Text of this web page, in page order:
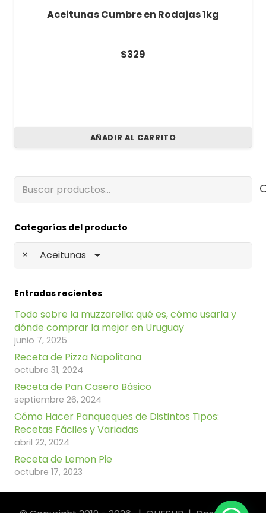
Aceitunas Cumbre en Rodajas 1kg
$329
AÑADIR AL CARRITO
Buscar
Categorías del producto
× Aceitunas
Entradas recientes
Todo sobre la muzzarella: qué es, cómo usarla y
dónde comprar la mejor en Uruguay
junio 7, 2025
Receta de Pizza Napolitana
octubre 31, 2024
Receta de Pan Casero Básico
septiembre 26, 2024
Cómo Hacer Panqueques de Distintos Tipos:
Recetas Fáciles y Variadas
abril 22, 2024
Receta de Lemon Pie
octubre 17, 2023